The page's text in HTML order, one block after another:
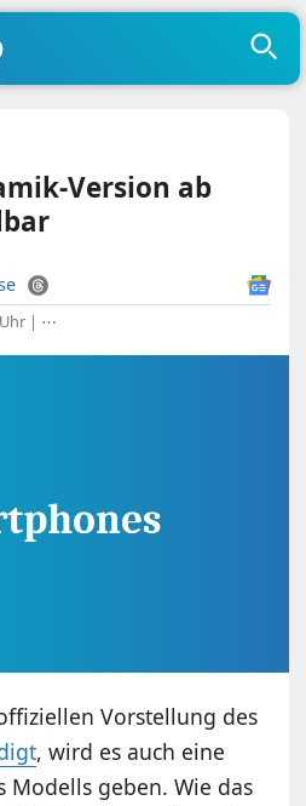
Version ab
| ⋯
Vorstellung des
, wird es auch eine
Modells geben. Wie das